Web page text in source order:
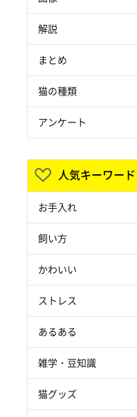
解説
まとめ
猫の種類
アンケート
人気キーワード
お手入れ
飼い方
かわいい
ストレス
あるある
雑学・豆知識
猫グッズ